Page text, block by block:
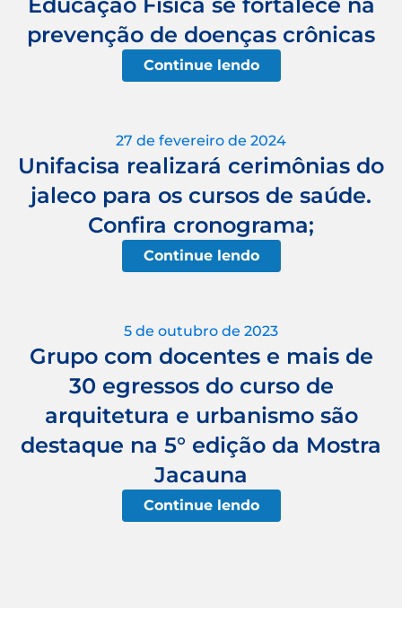
prevenção de doenças crônicas
Continue lendo
27 de fevereiro de 2024
Unifacisa realizará cerimônias do
jaleco para os cursos de saúde.
Confira cronograma;
Continue lendo
5 de outubro de 2023
Grupo com docentes e mais de
30 egressos do curso de
arquitetura e urbanismo são
destaque na 5° edição da Mostra
Jacauna
Continue lendo